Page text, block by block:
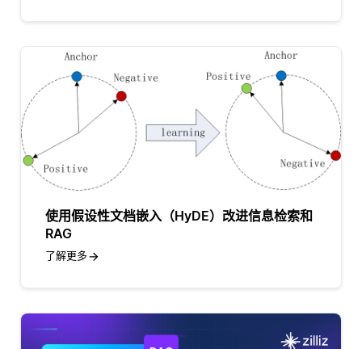
使用假设性文档嵌入（HyDE）改进信息检索和
RAG
了解更多